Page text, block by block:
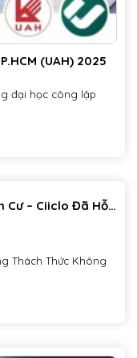
(UAH) 2025
đại học công lập
Cư – Ciiclo Đã Hỗ
Thách Thức Không